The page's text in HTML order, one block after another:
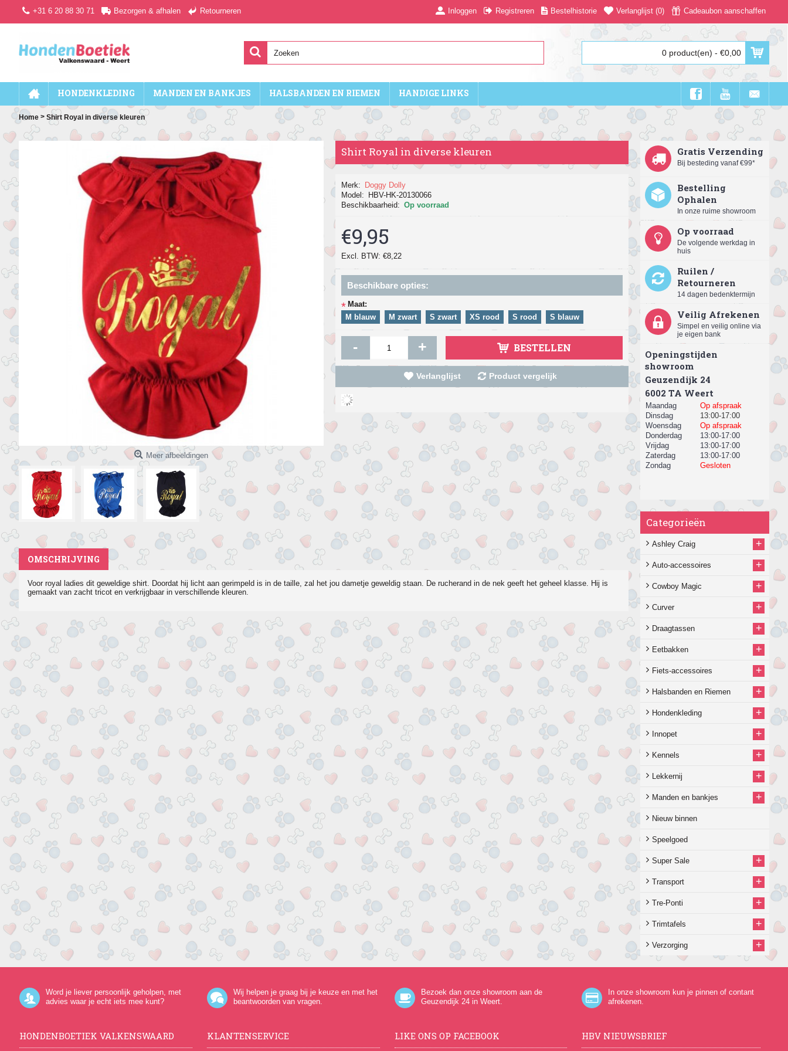
+31 6 20 88 30 71 Bezorgen & afhalen Retourneren Inloggen Registreren Bestelhistorie Verlanglijst (0) Cadeaubon aanschaffen
0 product(en) - €0,00
HONDENKLEDING MANDEN EN BANKJES HALSBANDEN EN RIEMEN HANDIGE LINKS
Home > Shirt Royal in diverse kleuren
Gratis Verzending
Bij besteding vanaf €99*
Bestelling
Ophalen
In onze ruime showroom
Op voorraad
De volgende werkdag in
huis
Ruilen /
Retourneren
14 dagen bedenktermijn
Veilig Afrekenen
Simpel en veilig online via
je eigen bank
Openingstijden
showroom
Geuzendijk 24
​6002 TA Weert
Maandag
Op afspraak
Dinsdag
13:00-17:00
Woensdag
Op afspraak
Donderdag
13:00-17:00
Vrijdag
13:00-17:00
Zaterdag
13:00-17:00
Zondag
Gesloten
Categorieën
Ashley Craig +
Auto-accessoires +
Cowboy Magic +
Curver +
Draagtassen +
Eetbakken +
Fiets-accessoires +
Halsbanden en Riemen +
Hondenkleding +
Innopet +
Kennels +
Lekkernij +
Manden en bankjes +
Nieuw binnen
Speelgoed
Super Sale +
Transport +
Tre-Ponti +
Trimtafels +
Verzorging +
Meer afbeeldingen
Shirt Royal in diverse kleuren
Merk:
Doggy Dolly
Model:
HBV-HK-20130066
Beschikbaarheid: Op voorraad
€9,95
Excl. BTW: €8,22
Beschikbare opties:
* Maat:
M blauw
M zwart S zwart XS rood S rood S blauw
- + BESTELLEN
Verlanglijst Product vergelijk
OMSCHRIJVING
Voor royal ladies dit geweldige shirt. Doordat hij licht aan gerimpeld is in de taille, zal het jou dametje geweldig staan. De rucherand in de nek geeft het geheel klasse. Hij is
gemaakt van zacht tricot en verkrijgbaar in verschillende kleuren.
Word je liever persoonlijk geholpen, met
advies waar je echt iets mee kunt?
Wij helpen je graag bij je keuze en met het
beantwoorden van vragen.
Bezoek dan onze showroom aan de
Geuzendijk 24in Weert.
In onze showroom kun je pinnen of contant
afrekenen.
HONDENBOETIEK VALKENSWAARD KLANTENSERVICE LIKE ONS OP FACEBOOK HBV NIEUWSBRIEF